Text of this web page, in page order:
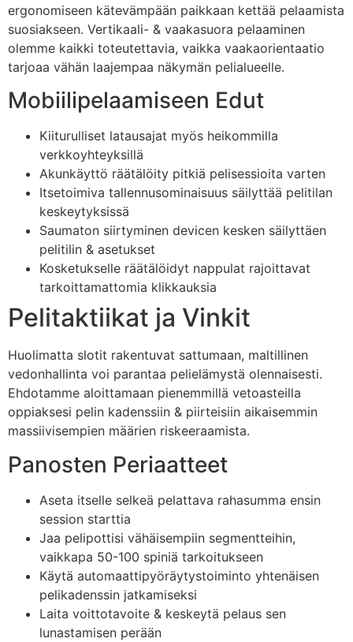
ergonomiseen kätevämpään paikkaan kettää pelaamista
suosiakseen. Vertikaali- & vaakasuora pelaaminen
olemme kaikki toteutettavia, vaikka vaakaorientaatio
tarjoaa vähän laajempaa näkymän pelialueelle.
Mobiilipelaamiseen Edut
Kiiturulliset latausajat myös heikommilla
verkkoyhteyksillä
Akunkäyttö räätälöity pitkiä pelisessioita varten
Itsetoimiva tallennusominaisuus säilyttää pelitilan
keskeytyksissä
Saumaton siirtyminen devicen kesken säilyttäen
pelitilin & asetukset
Kosketukselle räätälöidyt nappulat rajoittavat
tarkoittamattomia klikkauksia
Pelitaktiikat ja Vinkit
Huolimatta slotit rakentuvat sattumaan, maltillinen
vedonhallinta voi parantaa pelielämystä olennaisesti.
Ehdotamme aloittamaan pienemmillä vetoasteilla
oppiaksesi pelin kadenssiin & piirteisiin aikaisemmin
massiivisempien määrien riskeeraamista.
Panosten Periaatteet
Aseta itselle selkeä pelattava rahasumma ensin
session starttia
Jaa pelipottisi vähäisempiin segmentteihin,
vaikkapa 50-100 spiniä tarkoitukseen
Käytä automaattipyöräytystoiminto yhtenäisen
pelikadenssin jatkamiseksi
Laita voittotavoite & keskeytä pelaus sen
lunastamisen perään